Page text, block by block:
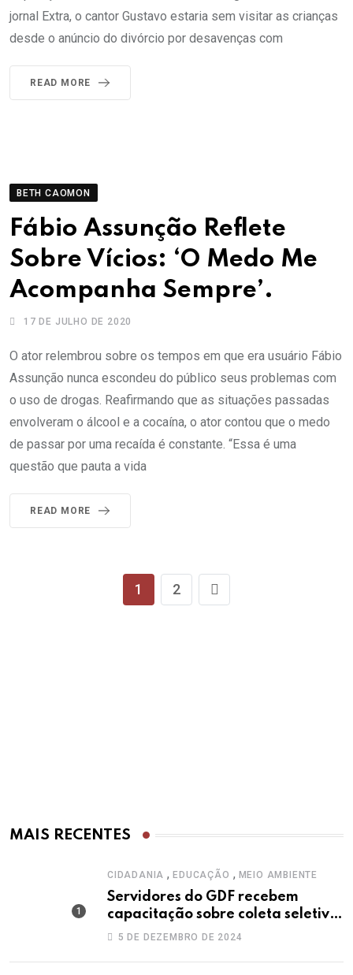
jornal Extra, o cantor Gustavo estaria sem visitar as crianças
desde o anúncio do divórcio por desavenças com
READ MORE
BETH CAOMON
Fábio Assunção Reflete
Sobre Vícios: ‘O Medo Me
Acompanha Sempre’.
17 DE JULHO DE 2020
O ator relembrou sobre os tempos em que era usuário Fábio
Assunção nunca escondeu do público seus problemas com
o uso de drogas. Reafirmando que as situações passadas
envolveram o álcool e a cocaína, o ator contou que o medo
de passar por uma recaída é constante. “Essa é uma
questão que pauta a vida
READ MORE
1 2
MAIS RECENTES
CIDADANIA ,EDUCAÇÃO , MEIO AMBIENTE
Servidores do GDF recebem
capacitação sobre coleta seletiva
solidária
5 DE DEZEMBRO DE 2024